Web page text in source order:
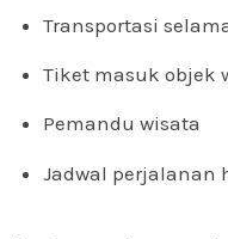
Transportasi
Tiket masuk objek
Pemandu wisata
Jadwal perjalanan